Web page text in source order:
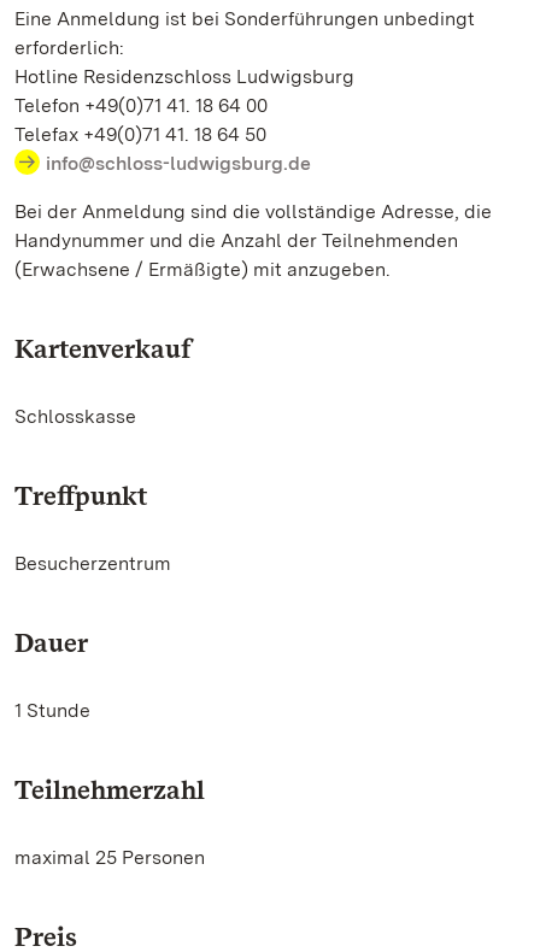
Eine Anmeldung ist bei Sonderführungen unbedingt
erforderlich:
Hotline Residenzschloss Ludwigsburg
Telefon +49(0)71 41. 18 64 00
Telefax +49(0)71 41. 18 64 50
info@schloss-ludwigsburg.de
Bei der Anmeldung sind die vollständige Adresse, die
Handynummer und die Anzahl der Teilnehmenden
(Erwachsene / Ermäßigte) mit anzugeben.
Kartenverkauf
Schlosskasse
Treffpunkt
Besucherzentrum
Dauer
1 Stunde
Teilnehmerzahl
maximal 25 Personen
Preis